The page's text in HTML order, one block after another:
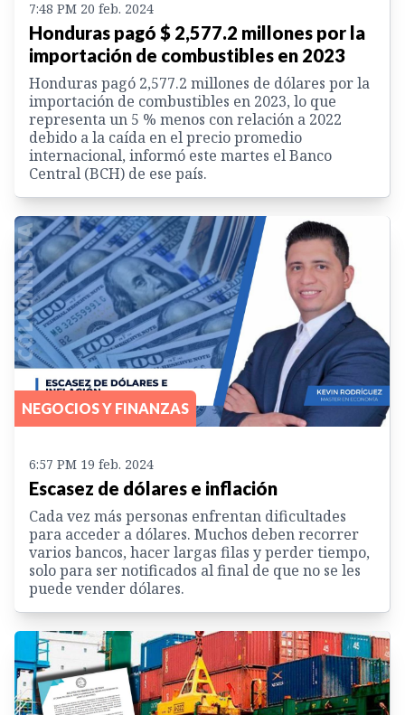
7:48 PM 20 feb. 2024
Honduras pagó $ 2,577.2 millones por la
importación de combustibles en 2023
Honduras pagó 2,577.2 millones de dólares por la
importación de combustibles en 2023, lo que
representa un 5 % menos con relación a 2022
debido a la caída en el precio promedio
internacional, informó este martes el Banco
Central (BCH) de ese país.
NEGOCIOS Y FINANZAS
6:57 PM 19 feb. 2024
Escasez de dólares e inflación
Cada vez más personas enfrentan dificultades
para acceder a dólares. Muchos deben recorrer
varios bancos, hacer largas filas y perder tiempo,
solo para ser notificados al final de que no se les
puede vender dólares.